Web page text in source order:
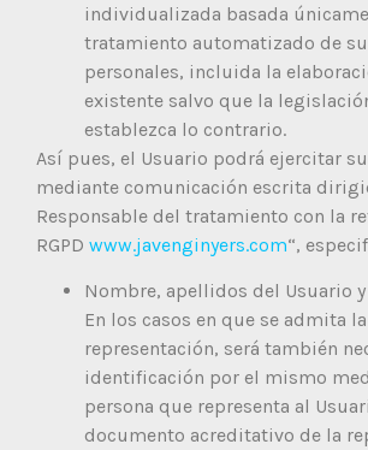
individualizada basada
tratamiento automatizado de
personales, incluida la
existente salvo que la
establezca lo contrario.
Así pues, el Usuario podrá ejercitar
mediante comunicación escrita
Responsable del tratamiento con la
RGPD www.javenginyers.com“,
Nombre, apellidos del Usuario
En los casos en que se admita la
representación, será también
identificación por el mismo
persona que representa al
documento acreditativo de la